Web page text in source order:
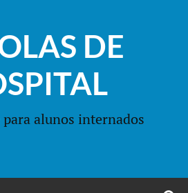
DE
alunos internados